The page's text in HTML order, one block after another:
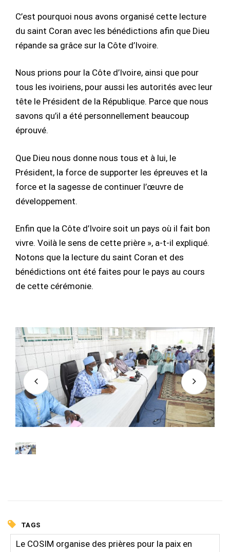
C’est pourquoi nous avons organisé cette lecture
du saint Coran avec les bénédictions afin que Dieu
répande sa grâce sur la Côte d’Ivoire.
Nous prions pour la Côte d’Ivoire, ainsi que pour
tous les ivoiriens, pour aussi les autorités avec leur
tête le Président de la République. Parce que nous
savons qu’il a été personnellement beaucoup
éprouvé.
Que Dieu nous donne nous tous et à lui, le
Président, la force de supporter les épreuves et la
force et la sagesse de continuer l’œuvre de
développement.
Enfin que la Côte d’Ivoire soit un pays où il fait bon
vivre. Voilà le sens de cette prière », a-t-il expliqué.
Notons que la lecture du saint Coran et des
bénédictions ont été faites pour le pays au cours
de cette cérémonie.
TAGS
Le COSIM organise des prières pour la paix en